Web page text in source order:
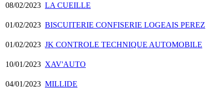
08/02/2023 LA CUEILLE
01/02/2023 BISCUITERIE CONFISERIE LOGEAIS PEREZ
01/02/2023 JK CONTROLE TECHNIQUE AUTOMOBILE
10/01/2023 XAV'AUTO
04/01/2023 MILLIDE